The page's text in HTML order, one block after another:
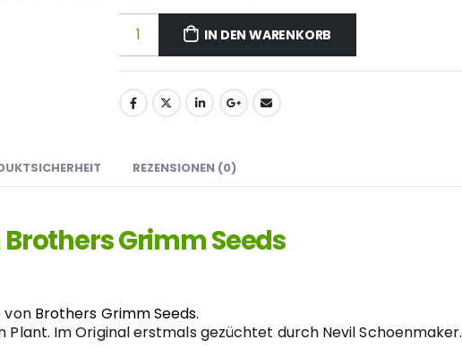
IN DEN WARENKORB
REZENSIONEN (0)
Brothers Grimm Seeds
von Brothers Grimm Seeds.
Plant. Im Original erstmals gezüchtet durch Nevil Schoenmaker.